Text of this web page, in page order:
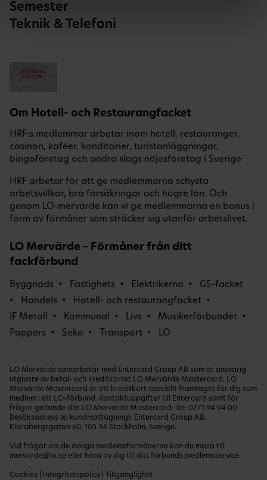
Semester
Teknik & Telefoni
Om Hotell- och Restaurangfacket
HRF:s medlemmar arbetar inom hotell, restauranger,
casinon, kaféer, konditorier, turistanläggningar,
bingoföretag och andra slags nöjesföretag i Sverige
HRF arbetar för att ge medlemmarna schysta
arbetsvillkor, bra försäkringar och högre lön. Och
genom LO-mervärde kan vi ge medlemmarna en bonus i
form av förmåner som sträcker sig utanför arbetslivet.
LO Mervärde – Förmåner från ditt
fackförbund
Byggnads Fastighets Elektrikerna
GS-facket
Handels
Hotell- och restaurangfacket
IF Metall
Kommunal Livs
Musikerförbundet
Pappers
Seko Transport LO
LO Mervärde samarbetar med Entercard Group AB som är ansvarig
utgivare av betal- och kreditkortet LO Mervärde Mastercard. LO
Mervärde Mastercard är ett kreditkort speciellt framtaget för dig som
medlem i ett LO-förbund. Kontaktuppgifter till Entercard samt för
frågor gällande ditt LO Mervärde Mastercard: Tel: 0771 94 94 00.
Besöksadress (ej kundmottagning): Entercard Group AB,
Klarabergsgatan 60, 105 34 Stockholm, Sverige.
Vid frågor om de övriga medlemsförmånerna kan du maila till
mervarde@lo.se eller höra av dig till ditt förbunds medlemsservice.
Cookies Integritetspolicy Tillgänglighet